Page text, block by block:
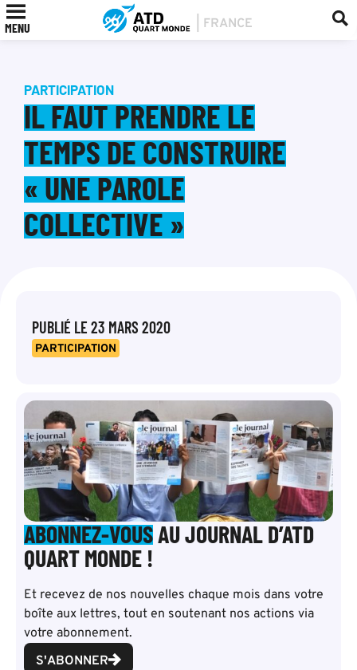
MENU
PARTICIPATION
IL FAUT PRENDRE LE
TEMPS DE CONSTRUIRE
« UNE PAROLE
COLLECTIVE »
PUBLIÉ LE 23 MARS 2020
PARTICIPATION
ABONNEZ-VOUSAU JOURNAL D’ATD
QUART MONDE !
Et recevez de nos nouvelles chaque mois dans votre
boîte aux lettres, tout en soutenant nos actions via
votre abonnement.
S'ABONNER